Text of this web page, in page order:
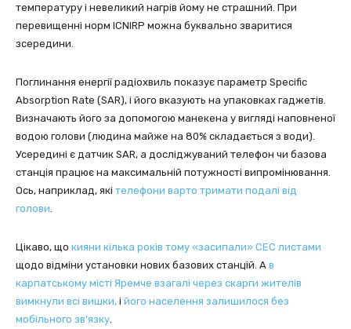
температуру і невеликий нагрів йому не страшний. При
перевищенні норм ICNIRP можна буквально зваритися
зсередини.
Поглинання енергії радіохвиль показує параметр Specific
Absorption Rate (SAR), і його вказують на упаковках гаджетів.
Визначають його за допомогою манекена у вигляді наповненої
водою голови (людина майже на 80% складається з води).
Усередині є датчик SAR, а досліджуваний телефон чи базова
станція працює на максимальній потужності випромінювання.
Ось, наприклад, які телефони варто тримати подалі від
голови
Цікаво, що кияни кілька років тому «засипали» СЕС листами
щодо відміни установки нових базових станцій. А в
карпатському місті Яремче взагалі через скарги жителів
вимкнули всі вишки, і його населення залишилося без
мобільного зв’язку